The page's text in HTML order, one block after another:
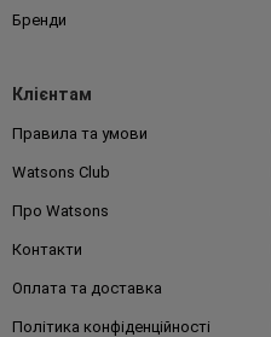
Бренди
Клієнтам
Правила та умови
Watsons Club
Про Watsons
Контакти
Оплата та доставка
Політика конфіденційності